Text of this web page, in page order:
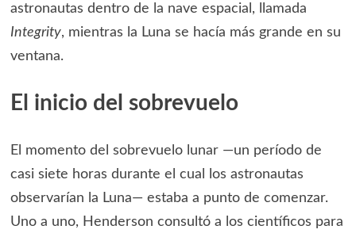
astronautas dentro de la nave espacial, llamada
Integrity, mientras la Luna se hacía más grande en su
ventana.
El inicio del sobrevuelo
El momento del sobrevuelo lunar —un período de
casi siete horas durante el cual los astronautas
observarían la Luna— estaba a punto de comenzar.
Uno a uno, Henderson consultó a los científicos para